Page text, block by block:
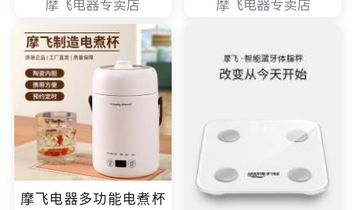
摩飞电器专卖店 摩飞电器专卖店
摩飞电器多功能电煮杯